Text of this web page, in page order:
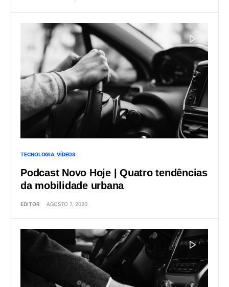
TECNOLOGIA VÍDEOS
Podcast Novo Hoje | Quatro tendências
da mobilidade urbana
EDITOR AGOSTO 7, 2020